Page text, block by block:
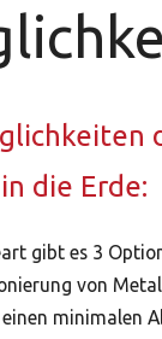
die Erde:
gibt es 3
von
minimalen